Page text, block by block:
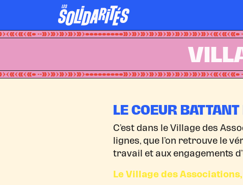
LE COEUR
C’est dans le Village des
lignes, que l’on retrouve le
travail et aux engagements
Le Village des Associations,